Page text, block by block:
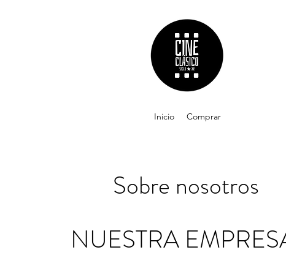
Inicio Comprar
Sobre nosotros
NUESTRA